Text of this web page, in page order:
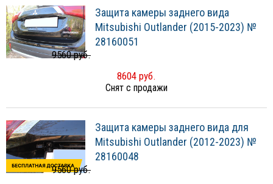
Защита камеры заднего вида
Mitsubishi Outlander (2015-2023) №
28160051
9560 руб.
8604 руб.
Снят с продажи
Защита камеры заднего вида для
Mitsubishi Outlander (2012-2023) №
28160048
9560 руб.